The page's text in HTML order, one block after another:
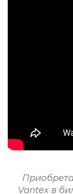
Vantex в